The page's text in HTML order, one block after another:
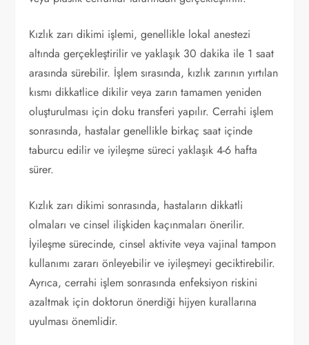
Kızlık zarı dikimi işlemi, genellikle lokal anestezi
altında gerçekleştirilir ve yaklaşık 30 dakika ile 1 saat
arasında sürebilir. İşlem sırasında, kızlık zarının yırtılan
kısmı dikkatlice dikilir veya zarın tamamen yeniden
oluşturulması için doku transferi yapılır. Cerrahi işlem
sonrasında, hastalar genellikle birkaç saat içinde
taburcu edilir ve iyileşme süreci yaklaşık 4-6 hafta
sürer.
Kızlık zarı dikimi sonrasında, hastaların dikkatli
olmaları ve cinsel ilişkiden kaçınmaları önerilir.
İyileşme sürecinde, cinsel aktivite veya vajinal tampon
kullanımı zararı önleyebilir ve iyileşmeyi geciktirebilir.
Ayrıca, cerrahi işlem sonrasında enfeksiyon riskini
azaltmak için doktorun önerdiği hijyen kurallarına
uyulması önemlidir.